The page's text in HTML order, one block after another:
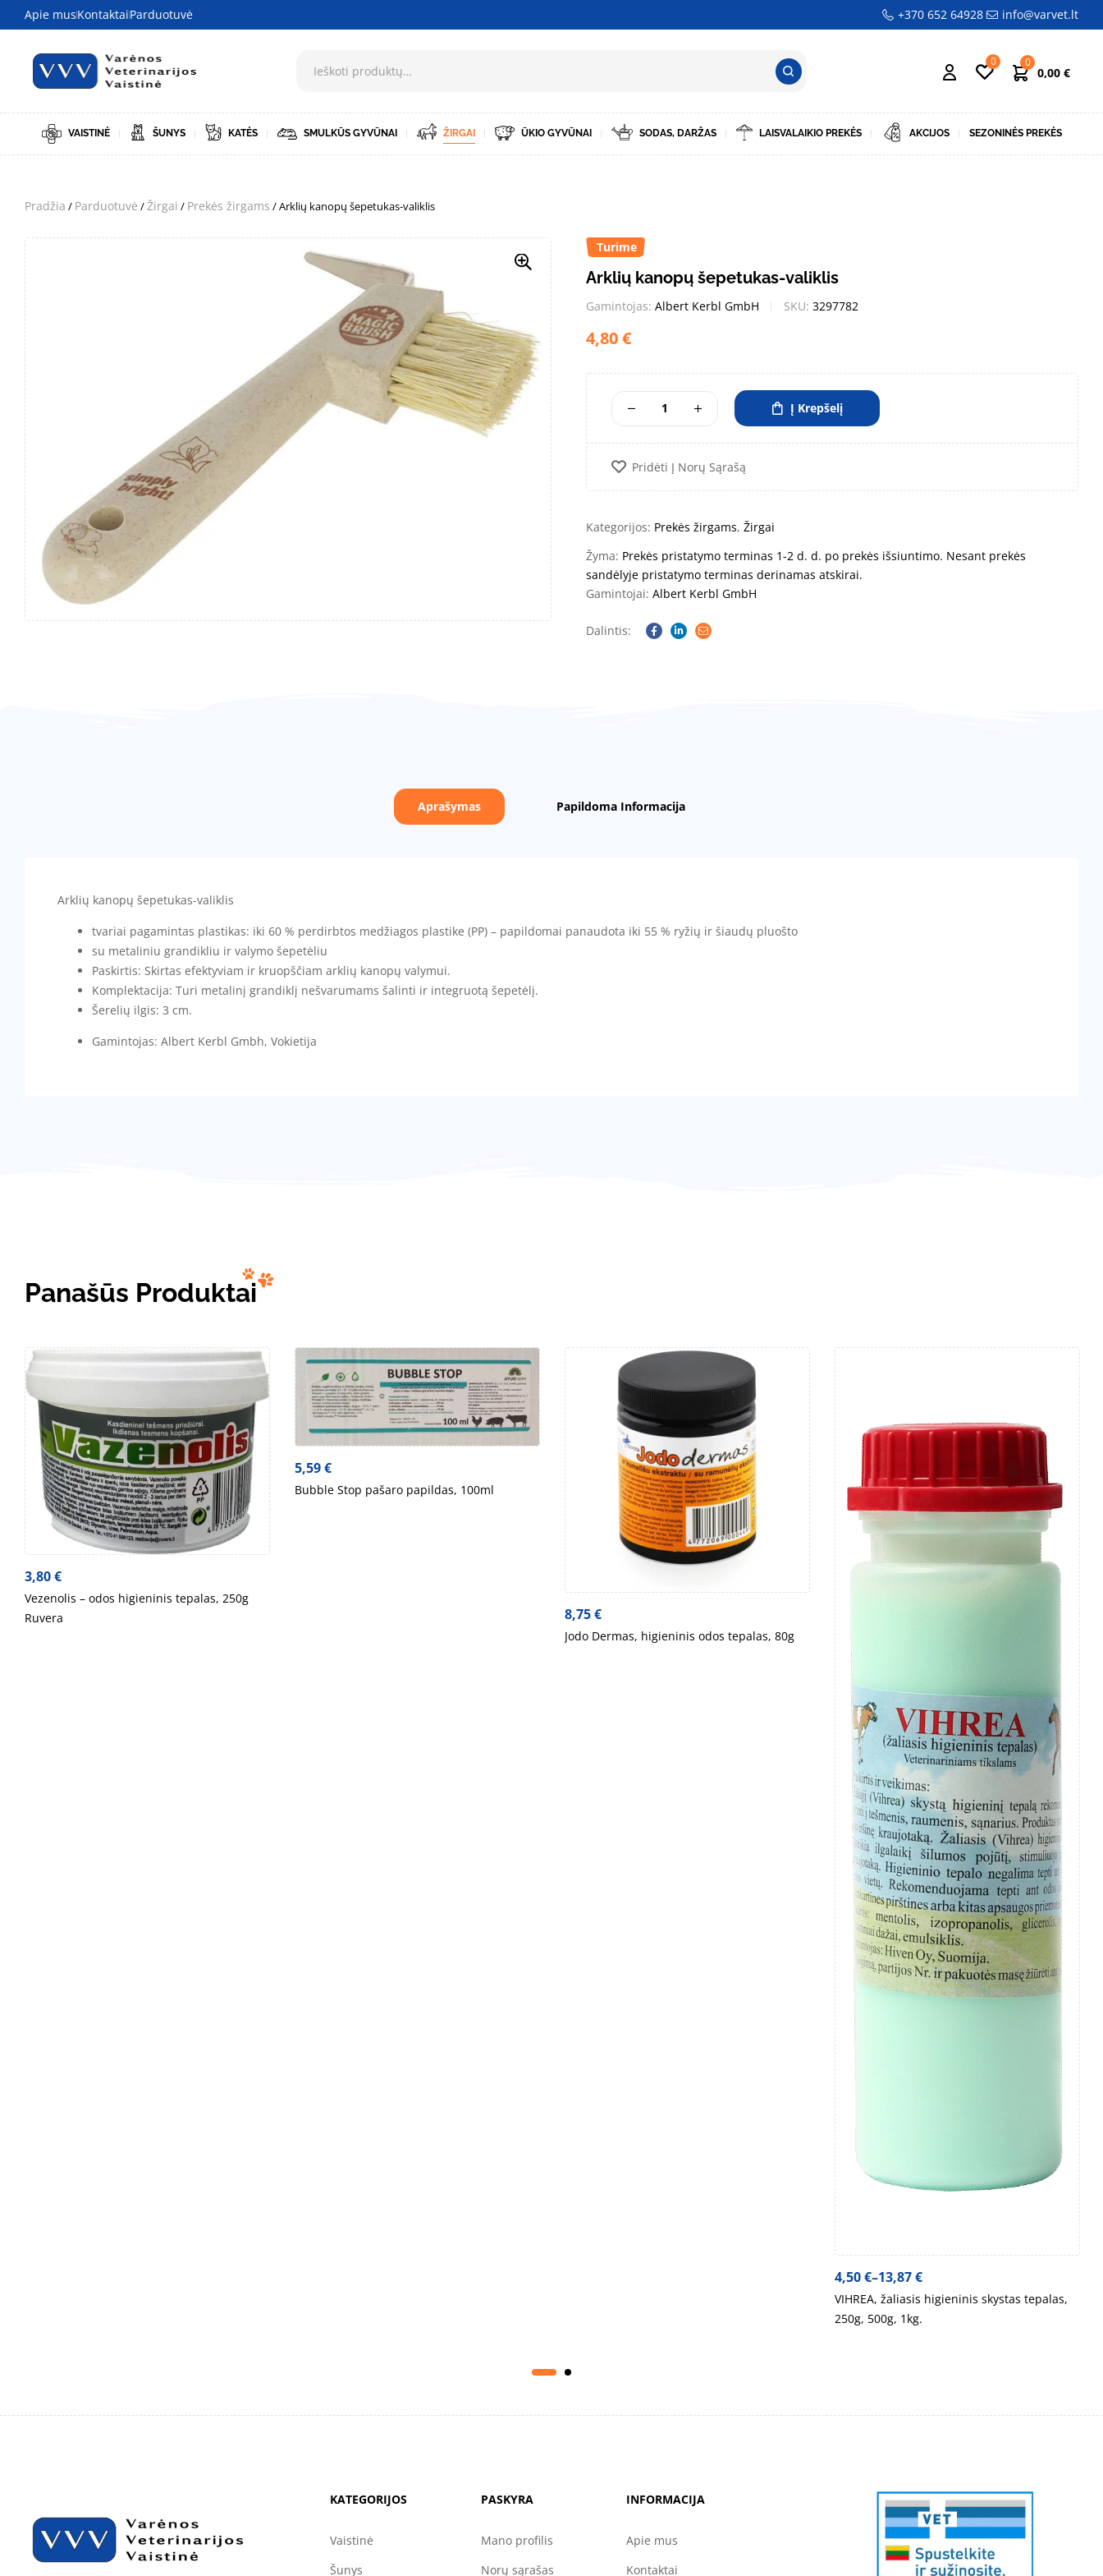
Apie musKontaktaiParduotuvė +370 652 64928 info@varvet.lt
0 0
0,00 €
VAISTINĖ ŠUNYS KATĖS SMULKŪS GYVŪNAI ŽIRGAI ŪKIO GYVŪNAI SODAS, DARŽAS LAISVALAIKIO PREKĖS AKCIJOS SEZONINĖS PREKĖS
Pradžia / Parduotuvė /Žirgai / Prekės žirgams / Arklių kanopų šepetukas-valiklis
Turime
Arklių kanopų šepetukas-valiklis
Gamintojas: Albert Kerbl GmbH SKU: 3297782
4,80€
Į Krepšelį
Pridėti Į Norų Sąrašą
Kategorijos: Prekės žirgams, Žirgai
Žyma: Prekės pristatymo terminas 1-2 d. d. po prekės išsiuntimo. Nesant prekės
sandėlyje pristatymo terminas derinamas atskirai.
Gamintojai: Albert Kerbl GmbH
Dalintis:
Facebook
Linkedin
Email
Aprašymas Papildoma Informacija
Arklių kanopų šepetukas-valiklis
tvariai pagamintas plastikas: iki 60 % perdirbtos medžiagos plastike (PP) – papildomai panaudota iki 55 % ryžių ir šiaudų pluošto
su metaliniu grandikliu ir valymo šepetėliu
Paskirtis: Skirtas efektyviam ir kruopščiam arklių kanopų valymui.
Komplektacija: Turi metalinį grandiklį nešvarumams šalinti ir integruotą šepetėlį.
Šerelių ilgis: 3 cm.
Gamintojas: Albert Kerbl Gmbh, Vokietija
Panašūs Produktai
3,80€
Vezenolis – odos higieninis tepalas, 250g
Ruvera
5,59€
Bubble Stop pašaro papildas, 100ml
8,75€
Jodo Dermas, higieninis odos tepalas, 80g
4,50€–13,87€
VIHREA, žaliasis higieninis skystas tepalas,
250g, 500g, 1kg.
KATEGORIJOS
Vaistinė
Šunys
PASKYRA
Mano profilis
Norų sąrašas
INFORMACIJA
Apie mus
Kontaktai